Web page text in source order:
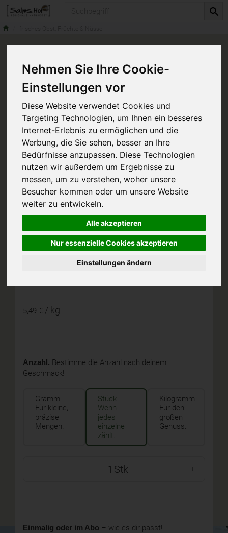
Nehmen Sie Ihre Cookie-
Einstellungen vor
Diese Website verwendet Cookies und
Targeting Technologien, um Ihnen ein besseres
Internet-Erlebnis zu ermöglichen und die
Werbung, die Sie sehen, besser an Ihre
Bedürfnisse anzupassen. Diese Technologien
nutzen wir außerdem um Ergebnisse zu
messen, um zu verstehen, woher unsere
Besucher kommen oder um unsere Website
weiter zu entwickeln.
Alle akzeptieren
Nur essenzielle Cookies akzeptieren
Einstellungen ändern
Apfel Braeburn
5,49 € / kg
Anzahl. Bestimme die Anzahl nach deinem
Geschmack!
Gramm
Für kleine,
präzise
Mengen.
Stück
Wenn
jedes
einzelne
zählt.
Kilogramm
Für den
großen
Genuss.
Stk
Einmalig oder im Abo – wie es dir passt!